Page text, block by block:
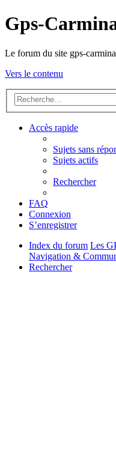
Gps-
Le forum du site gps-
Vers le contenu
Accès rapide
Sujets sans
Sujets actifs
Rechercher
FAQ
Connexion
S’enregistrer
Index du forum Les
Navigation &
Rechercher